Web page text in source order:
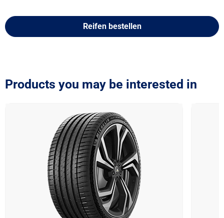
Reifen bestellen
Products you may be interested in